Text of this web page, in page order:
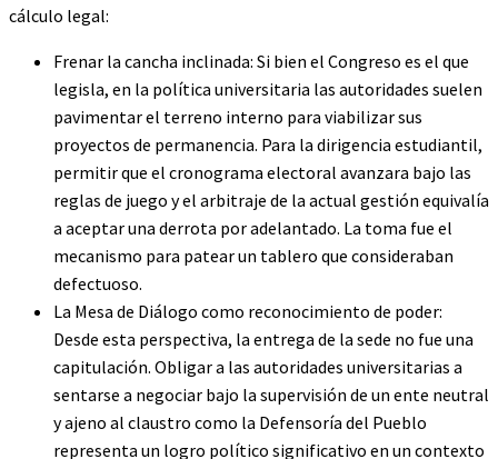
cálculo legal:
Frenar la cancha inclinada: Si bien el Congreso es el que
legisla, en la política universitaria las autoridades suelen
pavimentar el terreno interno para viabilizar sus
proyectos de permanencia. Para la dirigencia estudiantil,
permitir que el cronograma electoral avanzara bajo las
reglas de juego y el arbitraje de la actual gestión equivalía
a aceptar una derrota por adelantado. La toma fue el
mecanismo para patear un tablero que consideraban
defectuoso.
La Mesa de Diálogo como reconocimiento de poder:
Desde esta perspectiva, la entrega de la sede no fue una
capitulación. Obligar a las autoridades universitarias a
sentarse a negociar bajo la supervisión de un ente neutral
y ajeno al claustro como la Defensoría del Pueblo
representa un logro político significativo en un contexto